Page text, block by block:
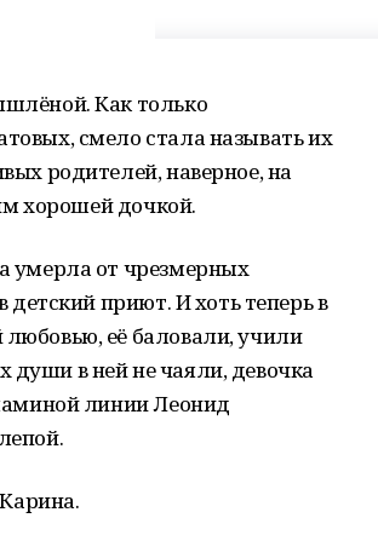
Как только
смело стала называть их
родителей, наверное, на
хорошей дочкой.
умерла от чрезмерных
приют. И хоть теперь в
её баловали, учили
в ней не чаяли, девочка
линии Леонид